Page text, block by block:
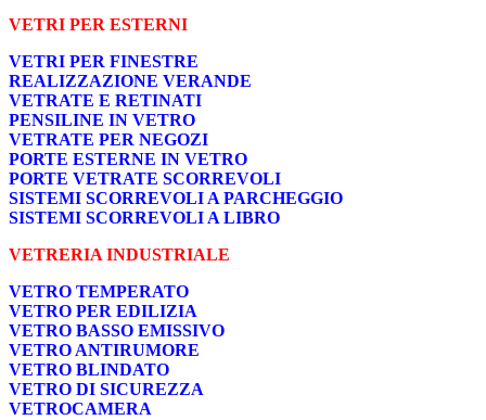
VETRI PER ESTERNI
VETRI PER FINESTRE
REALIZZAZIONE VERANDE
VETRATE E RETINATI
PENSILINE IN VETRO
VETRATE PER NEGOZI
PORTE ESTERNE IN VETRO
PORTE VETRATE SCORREVOLI
SISTEMI SCORREVOLI A PARCHEGGIO
SISTEMI SCORREVOLI A LIBRO
VETRERIA INDUSTRIALE
VETRO TEMPERATO
VETRO PER EDILIZIA
VETRO BASSO EMISSIVO
VETRO ANTIRUMORE
VETRO BLINDATO
VETRO DI SICUREZZA
VETROCAMERA